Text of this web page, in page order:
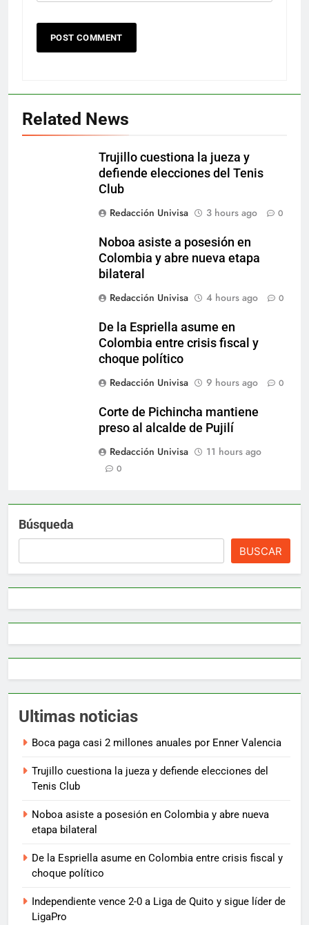
Related News
Trujillo cuestiona la jueza y
defiende elecciones del Tenis
Club
Redacción Univisa
3 hours ago 0
Noboa asiste a posesión en
Colombia y abre nueva etapa
bilateral
Redacción Univisa
4 hours ago 0
De la Espriella asume en
Colombia entre crisis fiscal y
choque político
Redacción Univisa
9 hours ago 0
Corte de Pichincha mantiene
preso al alcalde de Pujilí
Redacción Univisa
11 hours ago
0
Búsqueda
BUSCAR
Ultimas noticias
Boca paga casi 2 millones anuales por Enner Valencia
Trujillo cuestiona la jueza y defiende elecciones del
Tenis Club
Noboa asiste a posesión en Colombia y abre nueva
etapa bilateral
De la Espriella asume en Colombia entre crisis fiscal y
choque político
Independiente vence 2-0 a Liga de Quito y sigue líder de
LigaPro